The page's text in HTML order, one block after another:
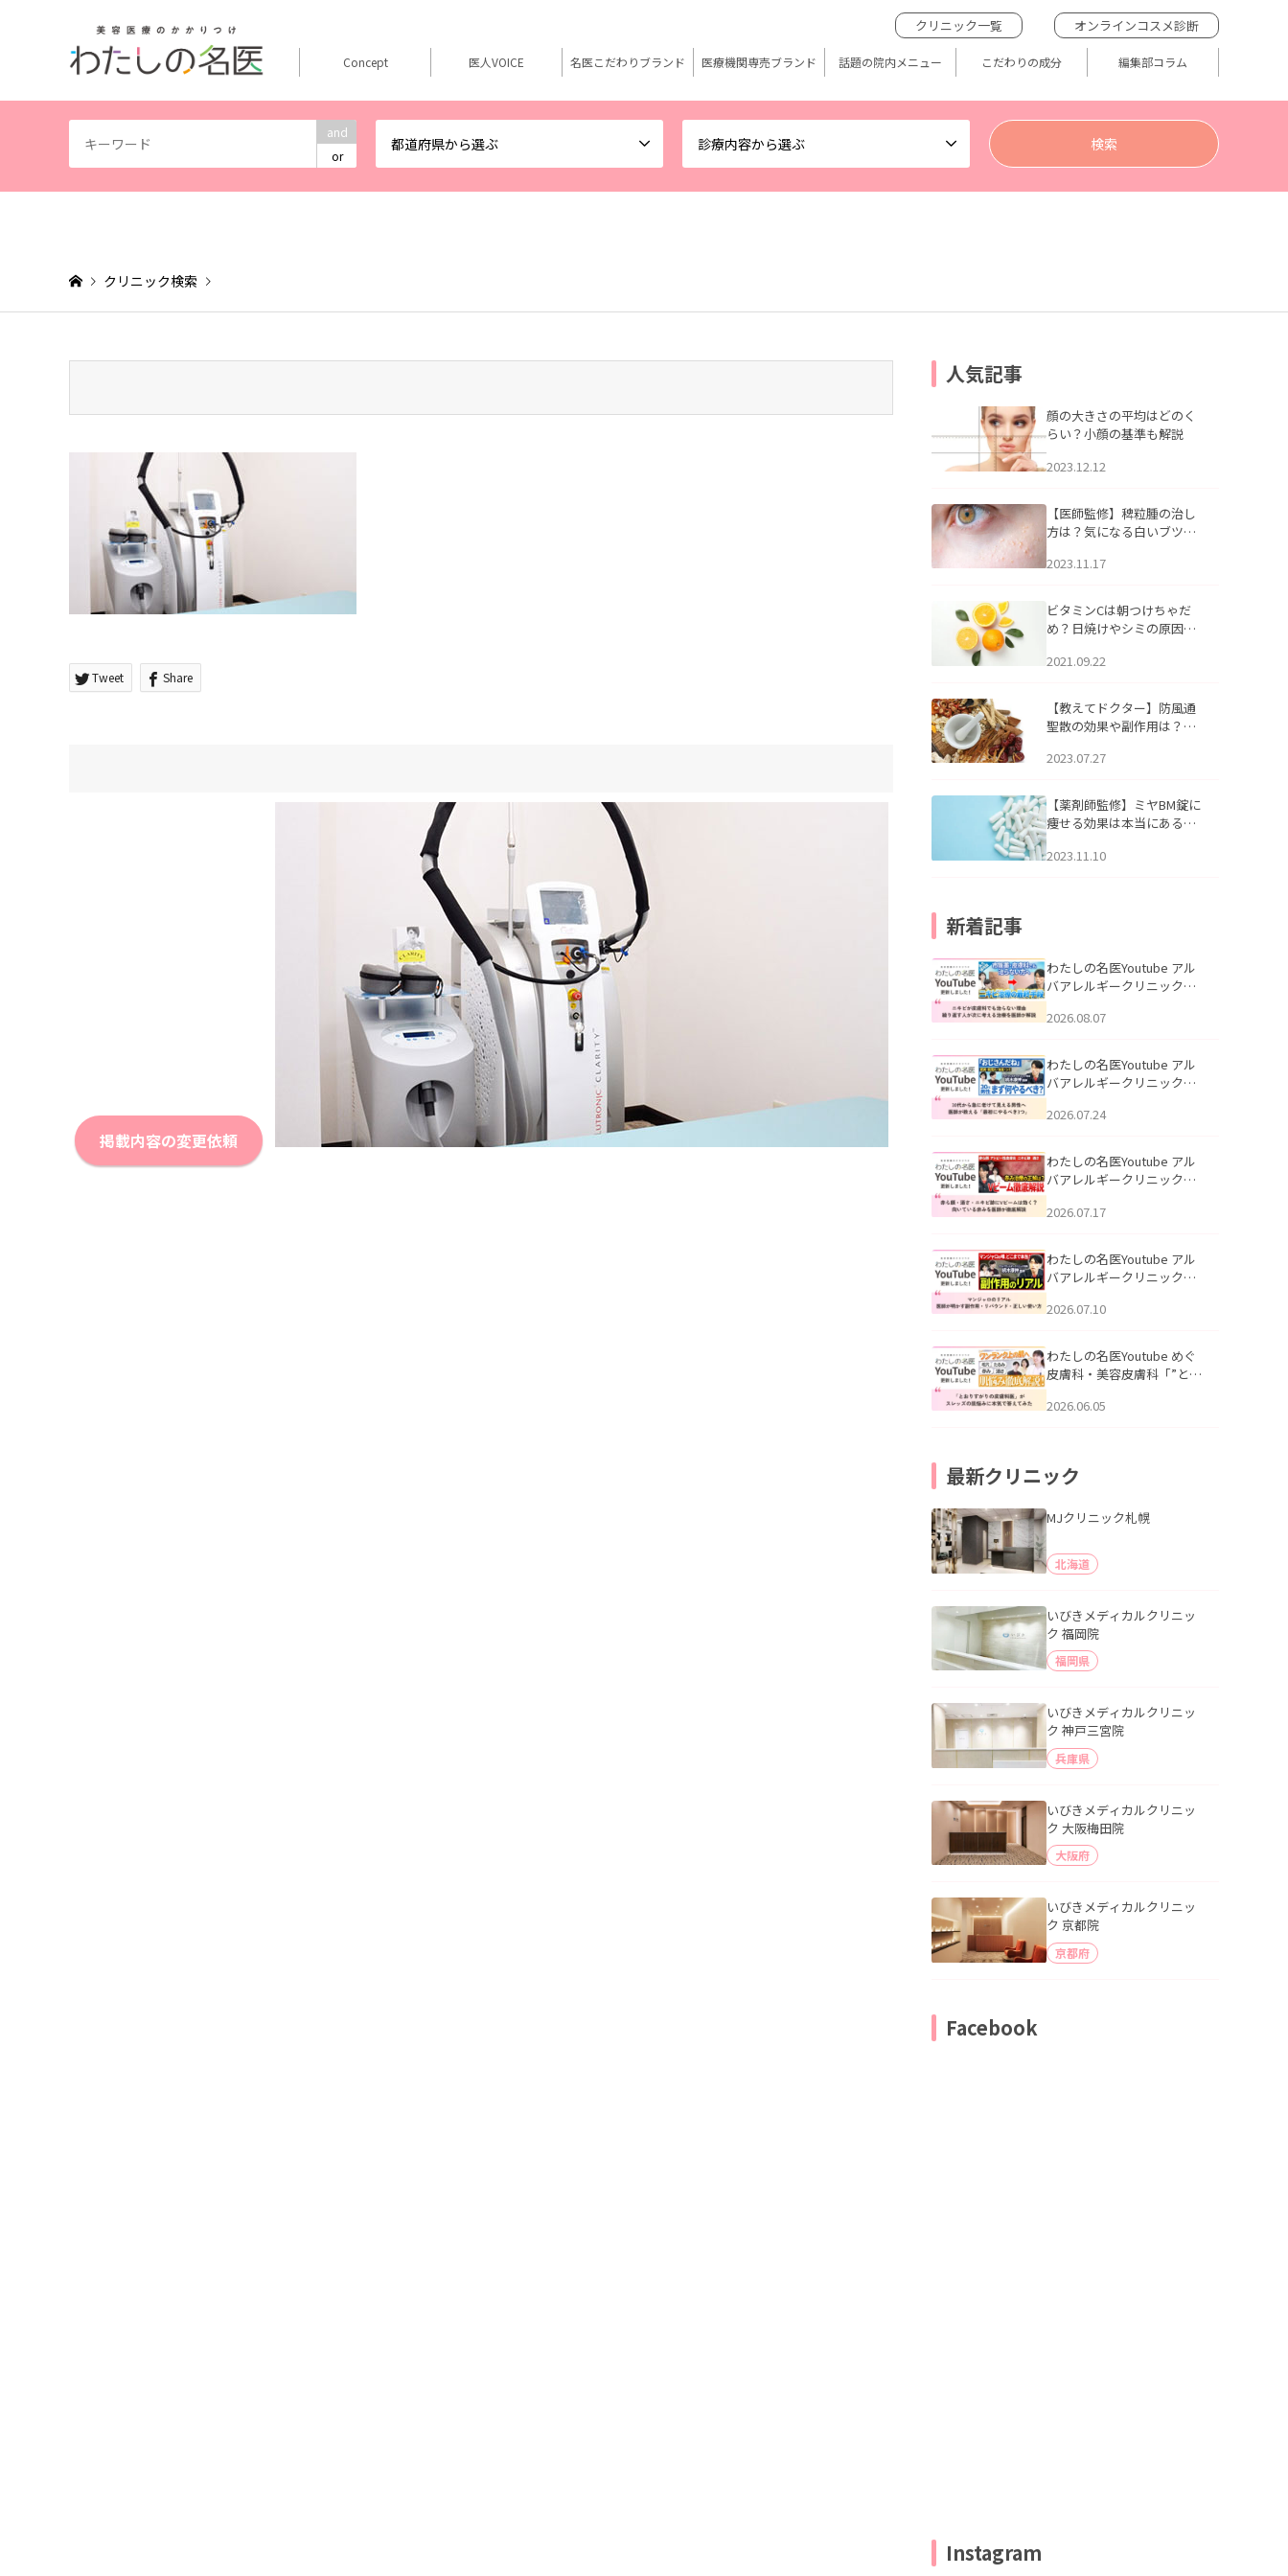
and
or
都道府県から選ぶ 診療内容から選ぶ
クリニック一覧 オンラインコスメ診断
Concept 医人VOICE 名医こだわりブランド 医療機関専売ブランド 話題の院内メニュー こだわりの成分 編集部コラム
クリニック検索
Tweet Share
掲載内容の変更依頼
人気記事
顔の大きさの平均はどのく
らい？小顔の基準も解説
2023.12.12
【医師監修】稗粒腫の治し
方は？気になる白いブツブ
アについて
2023.11.17
ビタミンCは朝つけちゃだ
め？日焼けやシミの原因に
2021.09.22
【教えてドクター】防風通
聖散の効果や副作用は？長
2023.07.27
【薬剤師監修】ミヤBM錠に
痩せる効果は本当にある
2023.11.10
新着記事
わたしの名医Youtube アル
バアレルギークリニック札
らない理由｜繰り返す人が
説」を公開いたしました。
2026.08.07
わたしの名医Youtube アル
バアレルギークリニック札
える男性へ｜医師が教える
公開いたしました。
2026.07.24
わたしの名医Youtube アル
バアレルギークリニック札
跡にVビームは効く？向いて
説」を公開いたしました。
2026.07.17
わたしの名医Youtube アル
バアレルギークリニック札
医師が明かす副作用・リバ
公開いたしました。
2026.07.10
わたしの名医Youtube めぐ
皮膚科・美容皮膚科「”とお
ッズの肌悩みに本気で答え
2026.06.05
最新クリニック
MJクリニック札幌
北海道
いびきメディカルクリニッ
ク 福岡院
福岡県
いびきメディカルクリニッ
ク 神戸三宮院
兵庫県
いびきメディカルクリニッ
ク 大阪梅田院
大阪府
いびきメディカルクリニッ
ク 京都院
京都府
Facebook
Instagram